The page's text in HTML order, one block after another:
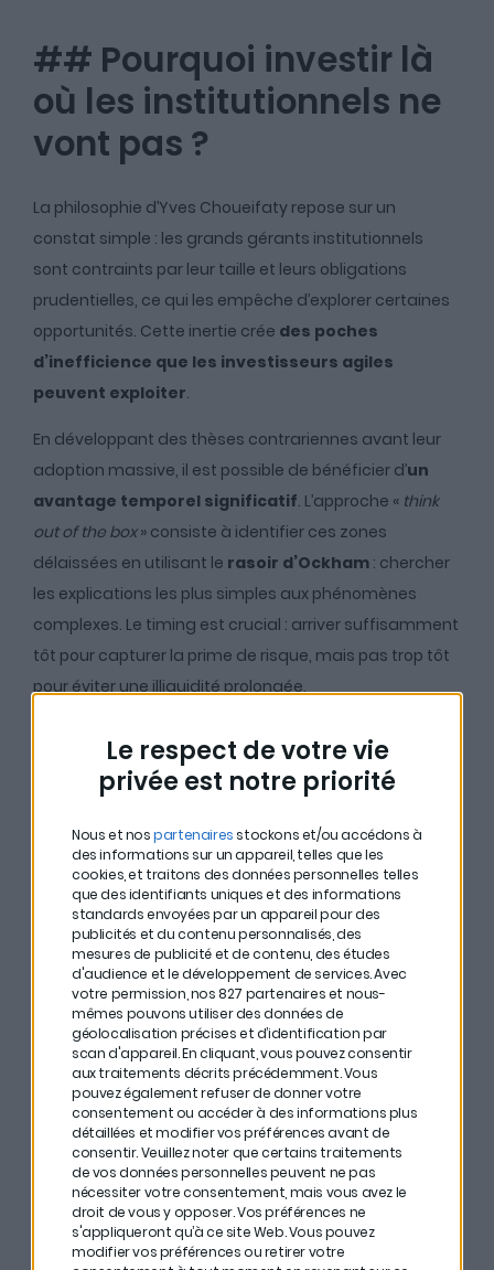
Le respect de votre vie
privée est notre priorité
Nous et nospartenaires stockons et/ou accédons à
des informations sur un appareil, telles que les
cookies, et traitons des données personnelles telles
que des identifiants uniques et des informations
standards envoyées par un appareil pour des
publicités et du contenu personnalisés, des
mesures de publicité et de contenu, des études
d'audience et le développement de services.Avec
votre permission, nos 827 partenaires et nous-
mêmes pouvons utiliser des données de
géolocalisation précises et d’identification par
scan d'appareil. En cliquant, vous pouvez consentir
aux traitements décrits précédemment. Vous
pouvez également refuser de donner votre
consentement ou accéder à des informations plus
détaillées et modifier vos préférences avant de
consentir.Veuillez noter que certains traitements
de vos données personnelles peuvent ne pas
nécessiter votre consentement, mais vous avez le
droit de vous y opposer. Vos préférences ne
s'appliqueront qu’à ce site Web. Vous pouvez
modifier vos préférences ou retirer votre
## Pourquoi investir là
où les institutionnels ne
vont pas ?
La philosophie d’Yves Choueifaty repose sur un
constat simple : les grands gérants institutionnels
sont contraints par leur taille et leurs obligations
prudentielles, ce qui les empêche d’explorer certaines
opportunités. Cette inertie crée des poches
d’inefficience que les investisseurs agiles
peuvent exploiter.
En développant des thèses contrariennes avant leur
adoption massive, il est possible de bénéficier d’un
avantage temporel significatif. L’approche « think
out of the box» consiste à identifier ces zones
délaissées en utilisant le rasoir d’Ockham : chercher
les explications les plus simples aux phénomènes
complexes. Le timing est crucial : arriver suffisamment
tôt pour capturer la prime de risque, mais pas trop tôt
pour éviter une illiquidité prolongée.
## Bitcoin : La thèse
d’investissement d’Yves
Choueifaty
La thèse Bitcoin d’Yves Choueifaty, développée
dès 2013 et formalisée en 2016, reposait sur une
prédiction audacieuse : les plus grands gestionnaires
finiraient par proposer des fonds Bitcoin. Cette
conviction s’appuyait sur les propriétés du Bitcoin
commeactif rare et auditable, contrairement aux
monnaies imprimables à l’infini. Il avait identifié que le
Bitcoin répondait àun besoin de diversification et
de protection contre l’inflation monétaire
Sa prédiction s’est matérialisée en 2024 avec les ETF
Bitcoin, validant sa thèse huit ans après. Cette réussite